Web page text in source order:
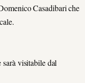
Casadibari che
visitabile dal